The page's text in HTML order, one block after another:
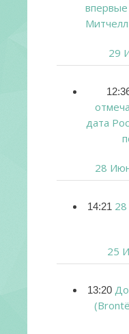
29
дата
28
14:21
25
13:20